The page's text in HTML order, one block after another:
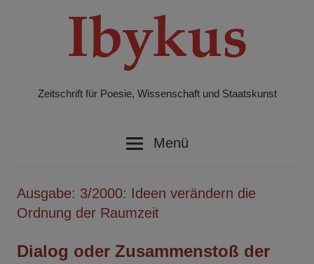
Zeitschrift für Poesie, Wissenschaft und Staatskunst
Menü
Ausgabe: 3/2000: Ideen verändern die
Ordnung der Raumzeit
Dialog oder Zusammenstoß der